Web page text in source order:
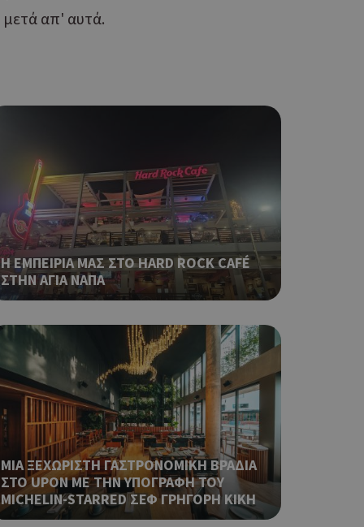
μετά απ' αυτά.
Η ΕΜΠΕΙΡΙΑ ΜΑΣ ΣΤΟ HARD ROCK CAFÉ
ΣΤΗΝ ΑΓΙΑ ΝΑΠΑ
ΜΙΑ ΞΕΧΩΡΙΣΤΗ ΓΑΣΤΡΟΝΟΜΙΚΗ ΒΡΑΔΙΑ
ΣΤΟ UPON ΜΕ ΤΗΝ ΥΠΟΓΡΑΦΗ ΤΟΥ
MICHELIN-STARRED ΣΕΦ ΓΡΗΓΟΡΗ ΚΙΚΗ
δηλαδή να
είναι το
push down
την
που
για ένα
μεταβλητών
είναι
ένα καλό
δηλαδή να
στον χρήστη
όπως είναι το
push down
τη διάκριση
είναι
να